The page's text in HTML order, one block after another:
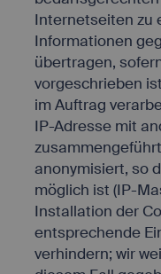
Internetseiten zu
Informationen
übertragen,
vorgeschrieben
im Auftrag
IP-Adresse mit
anonymisiert, so
möglich ist (IP-
Installation der
entsprechende
verhindern; wir